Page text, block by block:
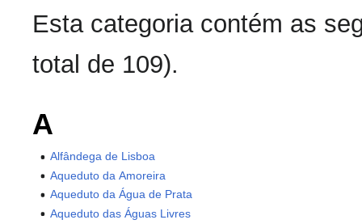
Esta categoria contém as
total de 109).
A
Alfândega de Lisboa
Aqueduto da Amoreira
Aqueduto da Água de Prata
Aqueduto das Águas Livres